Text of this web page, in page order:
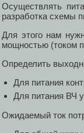
Осуществлять
разработка схемы
Для этого нам
мощностью (током
Определить
Для питания
Для питания ВЧ
Ожидаемый ток